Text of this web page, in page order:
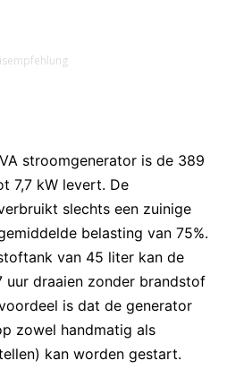
stroomgenerator is de 389
7,7 kW levert. De
slechts een zuinige
belasting van 75%.
van 45 liter kan de
uur draaien zonder brandstof
is dat de generator
zowel handmatig als
kan worden gestart.